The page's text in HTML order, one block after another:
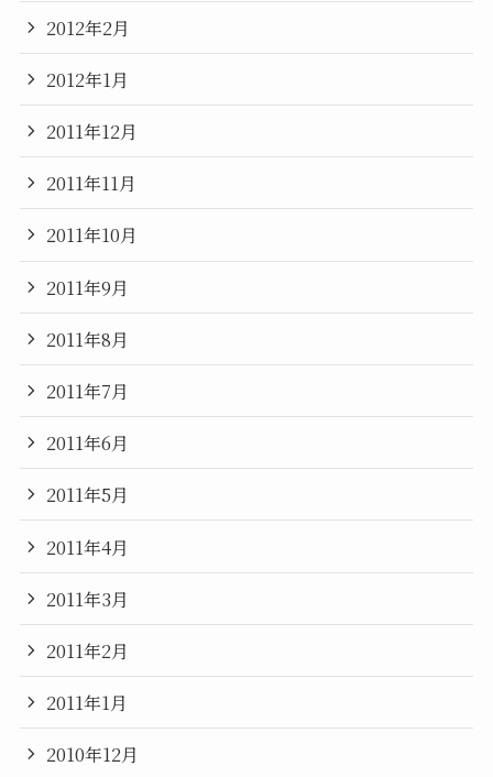
2012年2月
2012年1月
2011年12月
2011年11月
2011年10月
2011年9月
2011年8月
2011年7月
2011年6月
2011年5月
2011年4月
2011年3月
2011年2月
2011年1月
2010年12月